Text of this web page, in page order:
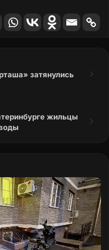
затянулись
жильцы